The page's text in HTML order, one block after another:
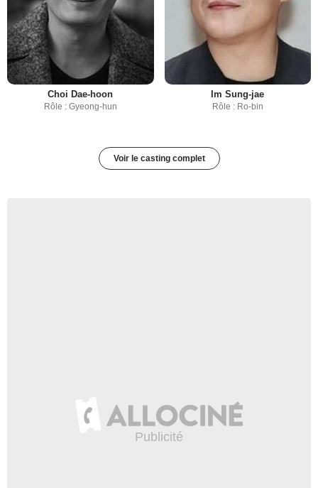
Choi Dae-hoon
Rôle : Gyeong-hun
Im Sung-jae
Rôle : Ro-bin
Voir le casting complet